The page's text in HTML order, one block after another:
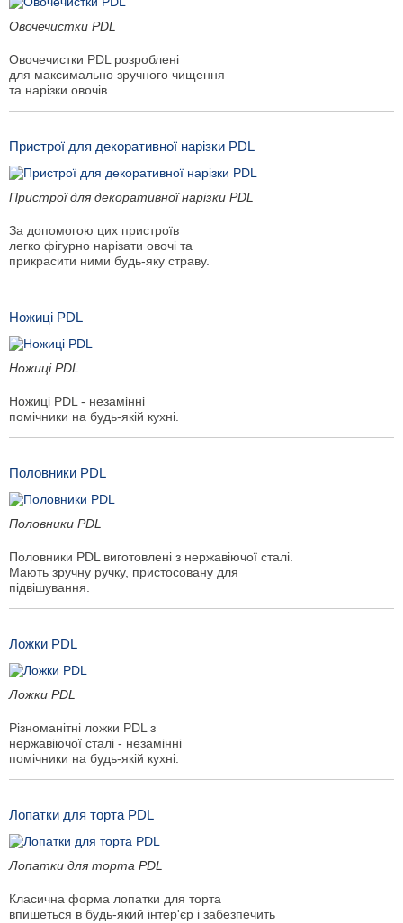
Овочечистки PDL
Овочечистки PDL розроблені
для максимально зручного чищення
та нарізки овочів.
Пристрої для декоративної нарізки PDL
Пристрої для декоративної нарізки PDL
За допомогою цих пристроїв
легко фігурно нарізати овочі та
прикрасити ними будь-яку страву.
Ножиці PDL
Ножиці PDL
Ножиці PDL - незамінні
помічники на будь-якій кухні.
Половники PDL
Половники PDL
Половники PDL виготовлені з нержавіючої сталі.
Мають зручну ручку, пристосовану для
підвішування.
Ложки PDL
Ложки PDL
Різноманітні ложки PDL з
нержавіючої сталі - незамінні
помічники на будь-якій кухні.
Лопатки для торта PDL
Лопатки для торта PDL
Класична форма лопатки для торта
впишеться в будь-який інтер'єр і забезпечить